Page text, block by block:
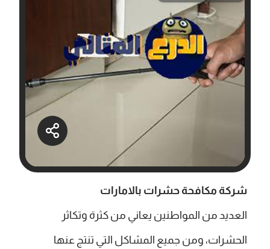
شركة مكافحة حشرات بالامارات
العديد من المواطنين يعاني من كثرة وتكاثر
الحشرات، ومن جميع المشاكل التي تنتج عنها